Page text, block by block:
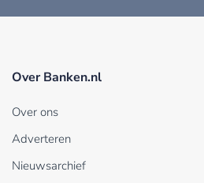
Over Banken.nl
Over ons
Adverteren
Nieuwsarchief